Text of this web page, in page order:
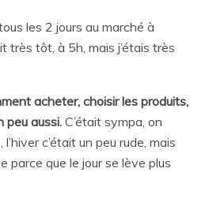
les 2 jours au marché à
très tôt, à 5h, mais j’étais très
acheter, choisir les produits,
peu aussi. C’était sympa, on
c’était un peu rude, mais
parce que le jour se lève plus